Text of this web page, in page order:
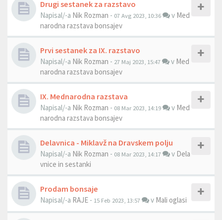
Drugi sestanek za razstavo
Napisal/-a Nik Rozman - 07 Avg 2023, 10:36 v Med
narodna razstava bonsajev
Prvi sestanek za IX. razstavo
Napisal/-a Nik Rozman - 27 Maj 2023, 15:47 v Med
narodna razstava bonsajev
IX. Mednarodna razstava
Napisal/-a Nik Rozman - 08 Mar 2023, 14:19 v Med
narodna razstava bonsajev
Delavnica - Miklavž na Dravskem polju
Napisal/-a Nik Rozman - 08 Mar 2023, 14:17 v Dela
vnice in sestanki
Prodam bonsaje
Napisal/-a RAJE - 15 Feb 2023, 13:57 v Mali oglasi